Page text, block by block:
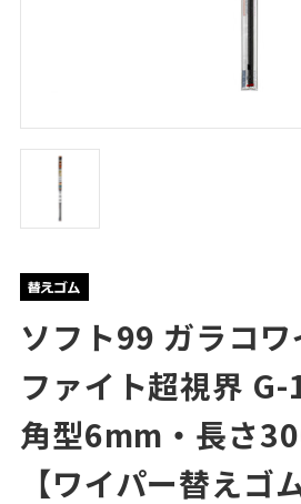
ソフト99 ガラコワ
ファイト超視界 G-
角型6mm・長さ
【ワイパー替えゴム